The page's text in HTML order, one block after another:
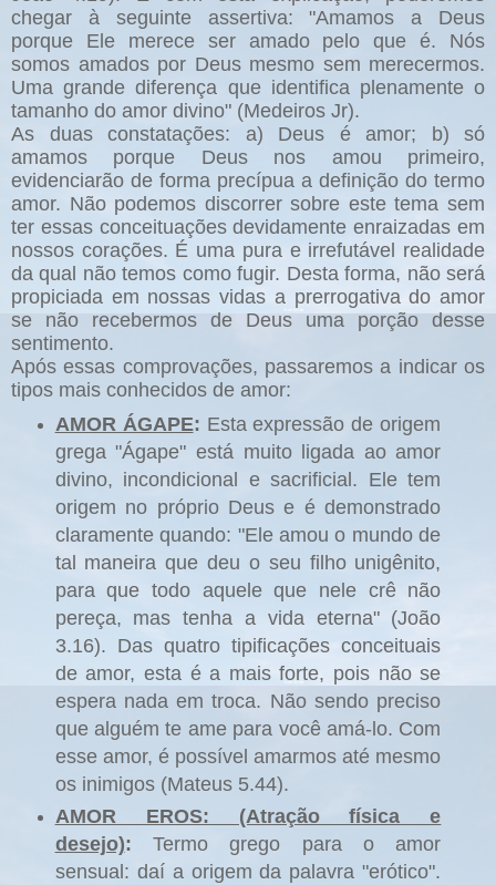
chegar à seguinte assertiva: "Amamos a Deus
porque Ele merece ser amado pelo que é. Nós
somos amados por Deus mesmo sem merecermos.
Uma grande diferença que identifica plenamente o
tamanho do amor divino" (Medeiros Jr).
As duas constatações: a) Deus é amor; b) só
amamos porque Deus nos amou primeiro,
evidenciarão de forma precípua a definição do termo
amor. Não podemos discorrer sobre este tema sem
ter essas conceituações devidamente enraizadas em
nossos corações. É uma pura e irrefutável realidade
da qual não temos como fugir. Desta forma, não será
propiciada em nossas vidas a prerrogativa do amor
se não recebermos de Deus uma porção desse
sentimento.
Após essas comprovações, passaremos a indicar os
tipos mais conhecidos de amor:
AMOR ÁGAPE: Esta expressão de origem
grega "Ágape" está muito ligada ao amor
divino, incondicional e sacrificial. Ele tem
origem no próprio Deus e é demonstrado
claramente quando: "Ele amou o mundo de
tal maneira que deu o seu filho unigênito,
para que todo aquele que nele crê não
pereça, mas tenha a vida eterna" (João
3.16). Das quatro tipificações conceituais
de amor, esta é a mais forte, pois não se
espera nada em troca. Não sendo preciso
que alguém te ame para você amá-lo. Com
esse amor, é possível amarmos até mesmo
os inimigos (Mateus 5.44).
AMOR EROS: (Atração física e
desejo): Termo grego para o amor
sensual: daí a origem da palavra "erótico".